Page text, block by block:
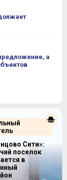
а
Сити»:
поселок
в